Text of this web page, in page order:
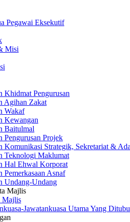
Pegawai Eksekutif
Misi
Khidmat Pengurusan
Agihan Zakat
Wakaf
Kewangan
Baitulmal
Pengurusan Projek
Komunikasi Strategik, Sekretariat &
Teknologi Maklumat
Hal Ehwal Korporat
Pemerkasaan Asnaf
Undang-Undang
Majlis
Majlis
Jawatankuasa Utama Yang